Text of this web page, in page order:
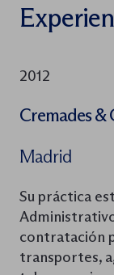
2012
Cremades &
Madrid
Su práctica
contratación
transportes,